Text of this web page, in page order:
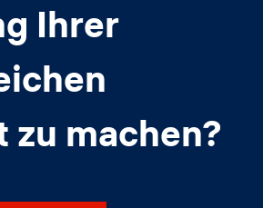
Ihrer
zu machen?